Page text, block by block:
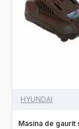
HYUNDAI
Masina de gaurit